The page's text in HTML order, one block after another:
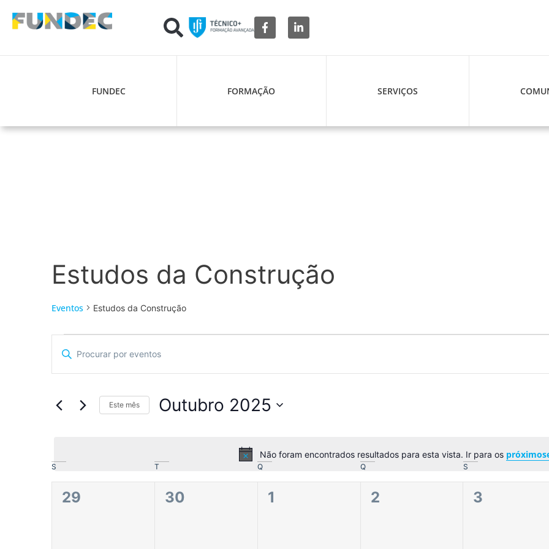
FUNDEC FORMAÇÃO SERVIÇOS
Estudos da Construção
Eventos Estudos da Construção
Aviso
Não foram encontrados resultados para esta vista. Ir para os
Navegação
de
pesquisa
e
de
Eventos
Digite
chave.
Eventos
Este mês Outubro 2025
Calendário
de
S T Q Q S
0
29
0
30
0
1
0
2
0
3